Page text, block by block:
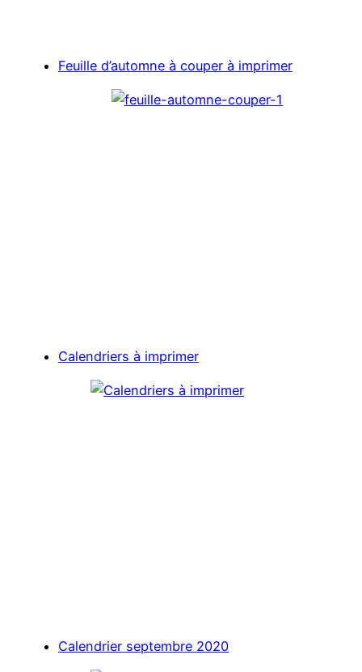
Feuille d’automne à couper à imprimer
Calendriers à imprimer
Calendrier septembre 2020